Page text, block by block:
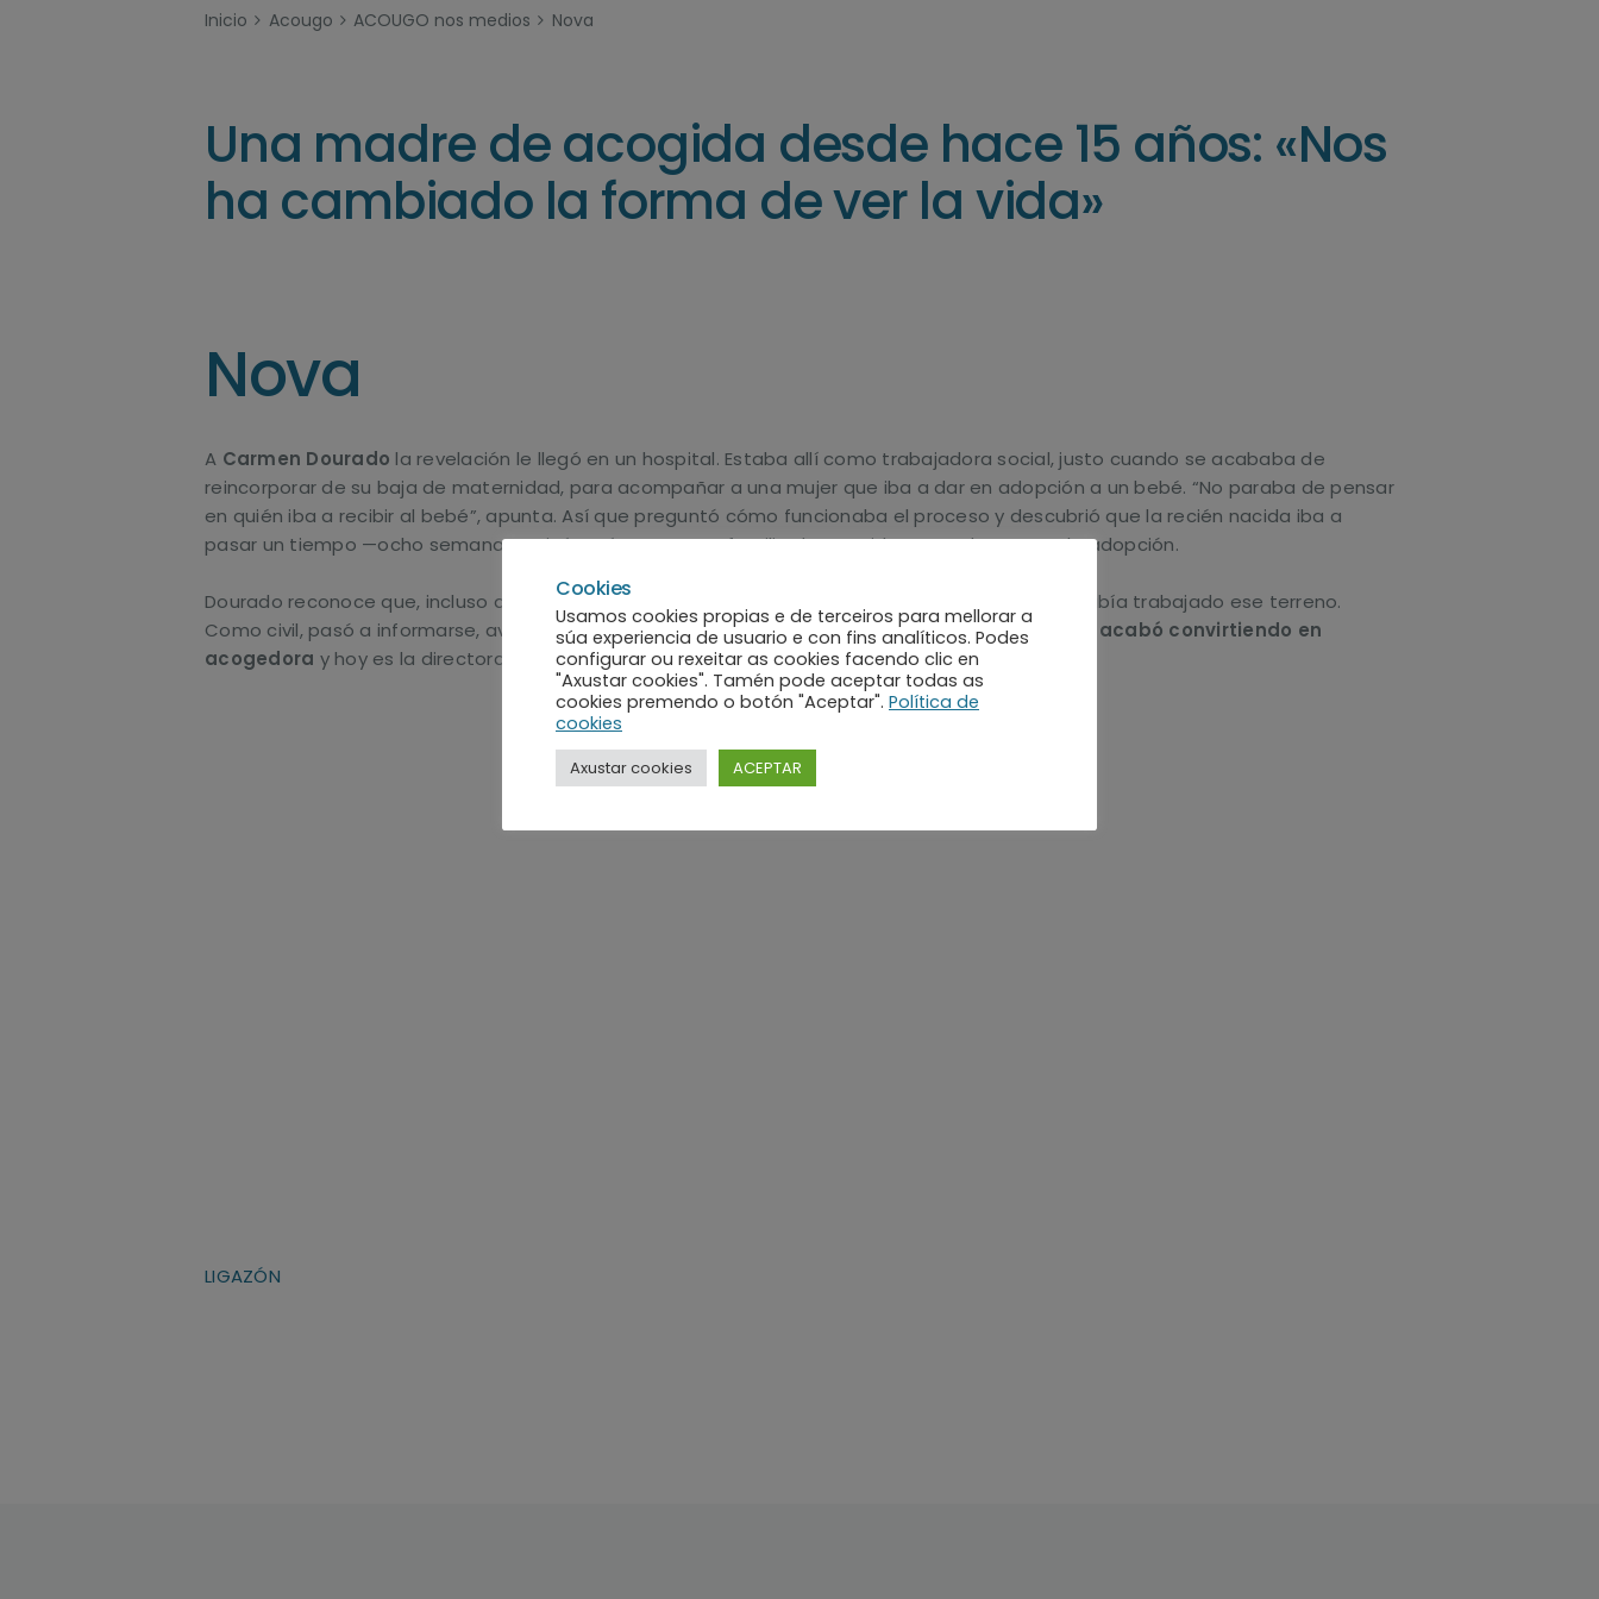
Inicio Acougo ACOUGO nos medios Nova
Una madre de acogida desde hace 15 años: «Nos
ha cambiado la forma de ver la vida»
Nova
A Carmen Dourado la revelación le llegó en un hospital. Estaba allí como trabajadora social, justo cuando se acababa de
reincorporar de su baja de maternidad, para acompañar a una mujer que iba a dar en adopción a un bebé. “No paraba de pensar
en quién iba a recibir al bebé”, apunta. Así que preguntó cómo funcionaba el proceso y descubrió que la recién nacida iba a
pasar un tiempo —ocho semanas, quizás más— con una familia de acogida antes de pasar a la adopción.
Dourado reconoce que, incluso a pesar de su profesión,
. No había trabajado ese terreno.
Como civil, pasó a informarse, averiguar más y descubrir cómo funcionaba.Su propia familia se acabó convirtiendo en
acogedora y hoy es la directora de la Asociación galega de familias de acollida, Acougo.
LIGAZÓN
Cookies
Usamos cookies propias e de terceiros para mellorar a
súa experiencia de usuario e con fins analíticos. Podes
configurar ou rexeitar as cookies facendo clic en
"Axustar cookies". Tamén pode aceptar todas as
cookies premendo o botón "Aceptar". Política de
cookies
Axustar cookies ACEPTAR